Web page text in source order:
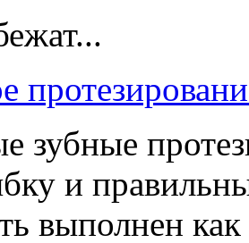
зубные
и
выполнен как